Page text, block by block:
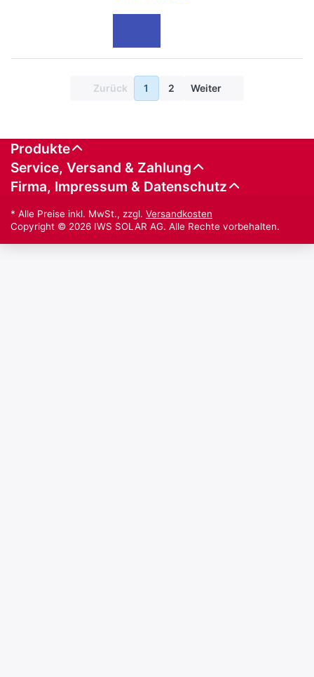
Zurück 1 2 Weiter
Produkte
Service, Versand & Zahlung
Firma, Impressum & Datenschutz
* Alle Preise inkl. MwSt., zzgl. Versandkosten
Copyright © 2026 IWS SOLAR AG. Alle Rechte vorbehalten.